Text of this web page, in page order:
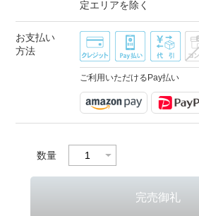
定エリアを除く
お支払い
方法
ご利用いただけるPay払い
数量